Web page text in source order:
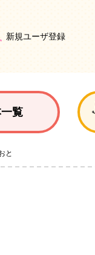
新規ユーザ登録
覧
と